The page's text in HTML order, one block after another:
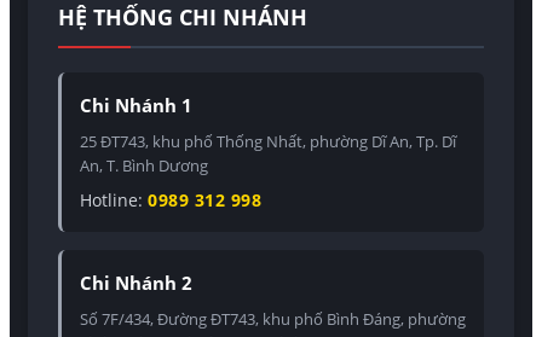
HỆ THỐNG CHI NHÁNH
Chi Nhánh 1
25 ĐT743, khu phố Thống Nhất, phường Dĩ An, Tp. Dĩ
An, T. Bình Dương
Hotline: 0989 312 998
Chi Nhánh 2
Số 7F/434, Đường ĐT743, khu phố Bình Đáng, phường